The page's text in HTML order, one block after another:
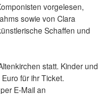
vorgelesen,
sowie von Clara
Schaffen und
statt. Kinder und
für ihr Ticket.
E-Mail an